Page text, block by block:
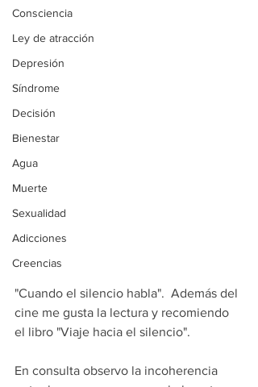
Consciencia
Ley de atracción
Depresión
Síndrome
Decisión
Bienestar
Agua
Muerte
Sexualidad
Adicciones
Creencias
"Cuando el silencio habla".  Además del
cine me gusta la lectura y recomiendo
el libro "Viaje hacia el silencio".
En consulta observo la incoherencia